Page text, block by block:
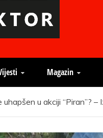
magazin
Magazin
uhapšen u akciji “Piran”?